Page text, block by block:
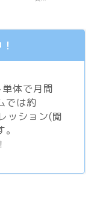
体で月間
では約
ッション(閲